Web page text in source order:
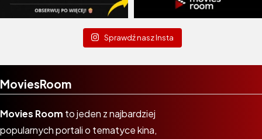
Sprawdź nasz Insta
MoviesRoom
Movies Room to jeden z najbardziej
popularnych portali o tematyce kina,